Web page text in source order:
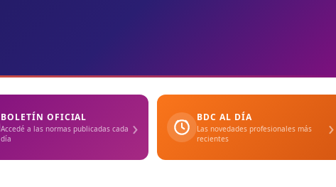
BOLETÍN OFICIAL
Accedé a las normas publicadas cada
día
› BDC AL DÍA
Las novedades profesionales más
recientes
›